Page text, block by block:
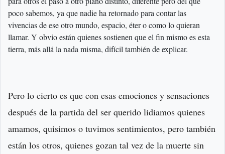
poco sabemos, ya que nadie ha retornado para contar las
vivencias de ese otro mundo, espacio, éter o como lo quieran
llamar. Y obvio están quienes sostienen que el fin mismo es esta
tierra, más allá la nada misma, difícil también de explicar.
Pero lo cierto es que con esas emociones y sensaciones
después de la partida del ser querido lidiamos quienes
amamos, quisimos o tuvimos sentimientos, pero también
están los otros, quienes gozan tal vez de la muerte sin